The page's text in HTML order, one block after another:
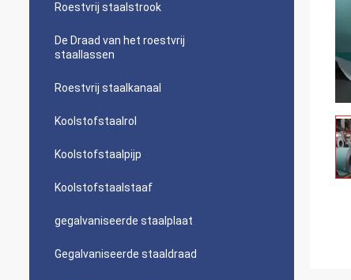
Roestvrij staalstrook
De Draad van het roestvrij
staallassen
Roestvrij staalkanaal
Koolstofstaalrol
Koolstofstaalpijp
Koolstofstaalstaaf
gegalvaniseerde staalplaat
Gegalvaniseerde staaldraad